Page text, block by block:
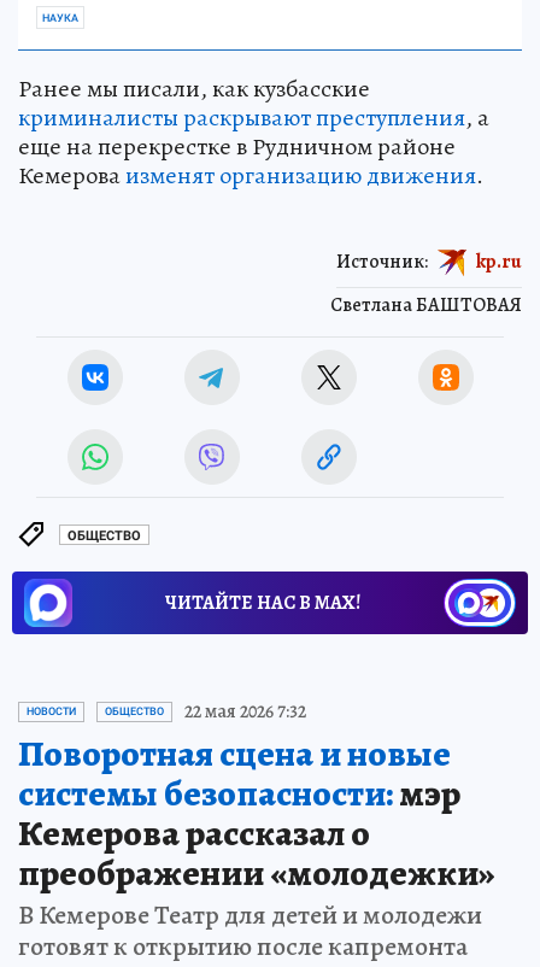
НАУКА
Ранее мы писали, как кузбасские
криминалисты раскрывают преступления, а
еще на перекрестке в Рудничном районе
Кемероваизменят организацию движения.
Светлана БАШТОВАЯ
Источник: kp.ru
ОБЩЕСТВО
ЧИТАЙТЕ НАС В МАХ!
НОВОСТИ ОБЩЕСТВО 22 мая 2026 7:32
Поворотная сцена и новые
системы безопасности:мэр
Кемерова рассказал о
преображении «молодежки»
В Кемерове Театр для детей и молодежи
готовят к открытию после капремонта